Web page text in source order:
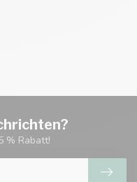
% Rabatt!